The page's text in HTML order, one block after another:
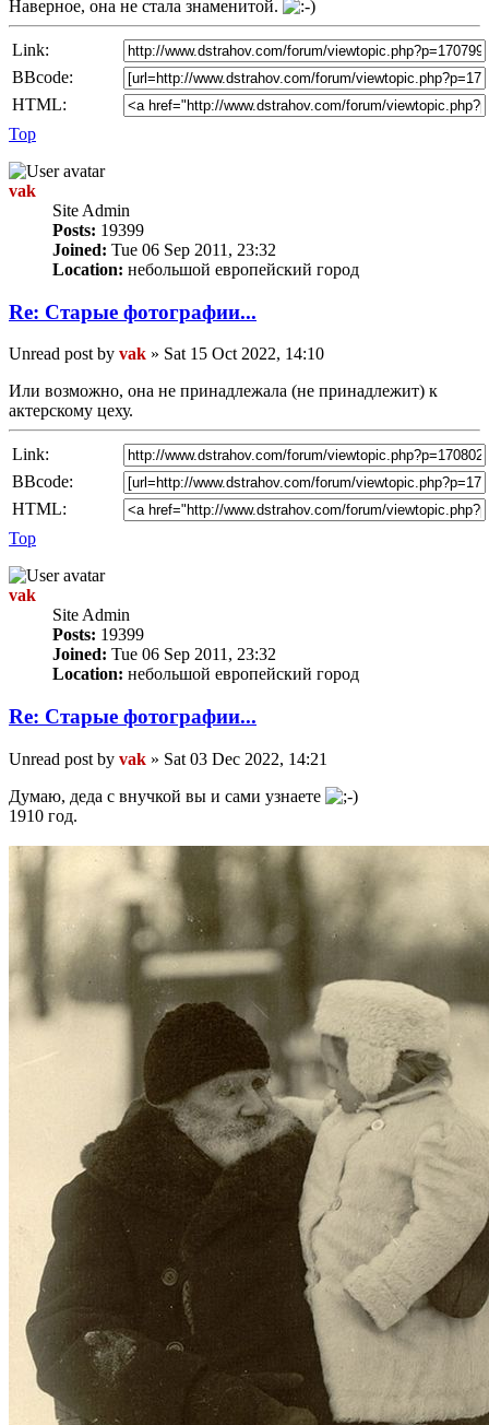
Наверное, она не стала знаменитой.
Link:
BBcode:
HTML:
Top
vak
Site Admin
Posts: 19399
Joined: Tue 06 Sep 2011, 23:32
Location: небольшой европейский город
Re: Старые фотографии...
Unread post by vak » Sat 15 Oct 2022, 14:10
Или возможно, она не принадлежала (не принадлежит) к
актерскому цеху.
Link:
BBcode:
HTML:
Top
vak
Site Admin
Posts: 19399
Joined: Tue 06 Sep 2011, 23:32
Location: небольшой европейский город
Re: Старые фотографии...
Unread post by vak » Sat 03 Dec 2022, 14:21
Думаю, деда с внучкой вы и сами узнаете
1910 год.